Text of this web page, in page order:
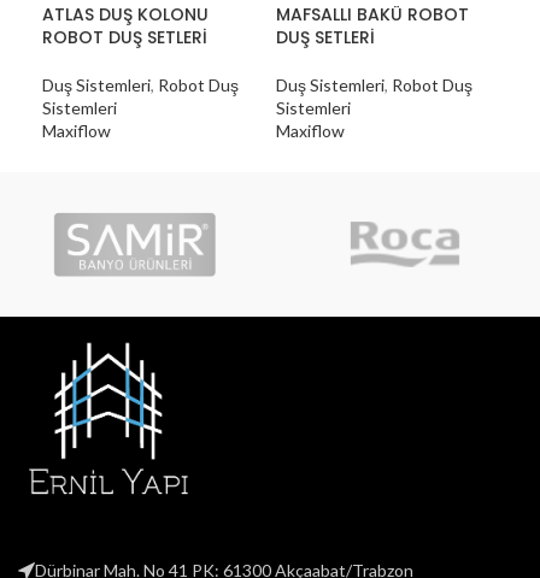
ATLAS DUŞ KOLONU
ROBOT DUŞ SETLERİ
Duş Sistemleri, Robot Duş
Sistemleri
Maxiflow
MAFSALLI BAKÜ ROBOT
DUŞ SETLERİ
Duş Sistemleri, Robot Duş
Sistemleri
Maxiflow
Dürbinar Mah. No 41 PK: 61300 Akçaabat/Trabzon